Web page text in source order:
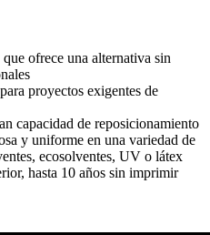
ofrece una alternativa sin
proyectos exigentes de
capacidad de reposicionamiento
y uniforme en una variedad de
ecosolventes, UV o látex
hasta 10 años sin imprimir